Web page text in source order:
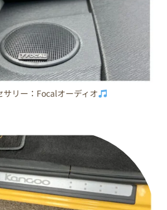
サリー：Focalオーディオ